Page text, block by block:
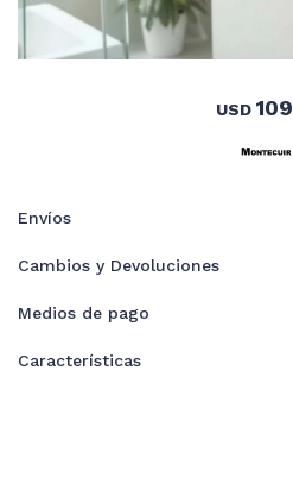
USD 109
Envíos
Cambios y Devoluciones
Medios de pago
Características